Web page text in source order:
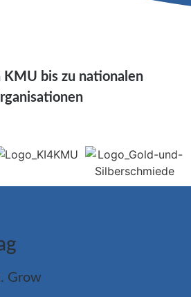
KMU bis zu nationalen
Grow